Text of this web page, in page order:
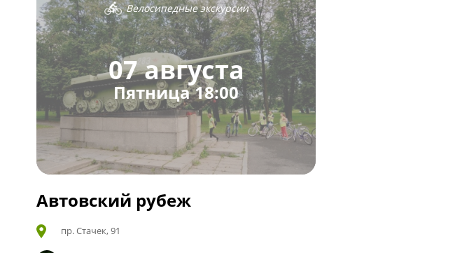
Велосипедные экскурсии
07 августа
Пятница 18:00
Автовский рубеж
пр. Стачек, 91